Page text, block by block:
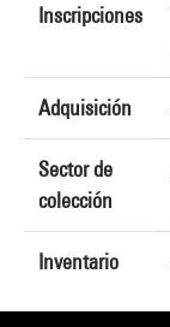
Inscripciones
Adquisición
Sector de
colección
Inventario